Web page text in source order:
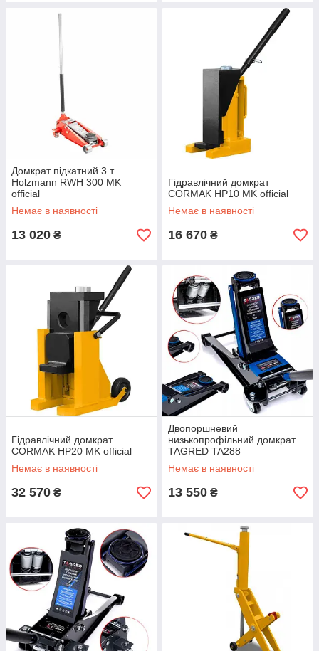
Домкрат підкатний 3 т
Holzmann RWH 300 MK
official
Немає в наявності
13 020 ₴
Гідравлічний домкрат
CORMAK HP10 MK official
Немає в наявності
16 670 ₴
Гідравлічний домкрат
CORMAK HP20 MK official
Немає в наявності
32 570 ₴
Двопоршневий
низькопрофільний домкрат
TAGRED TA288
Немає в наявності
13 550 ₴